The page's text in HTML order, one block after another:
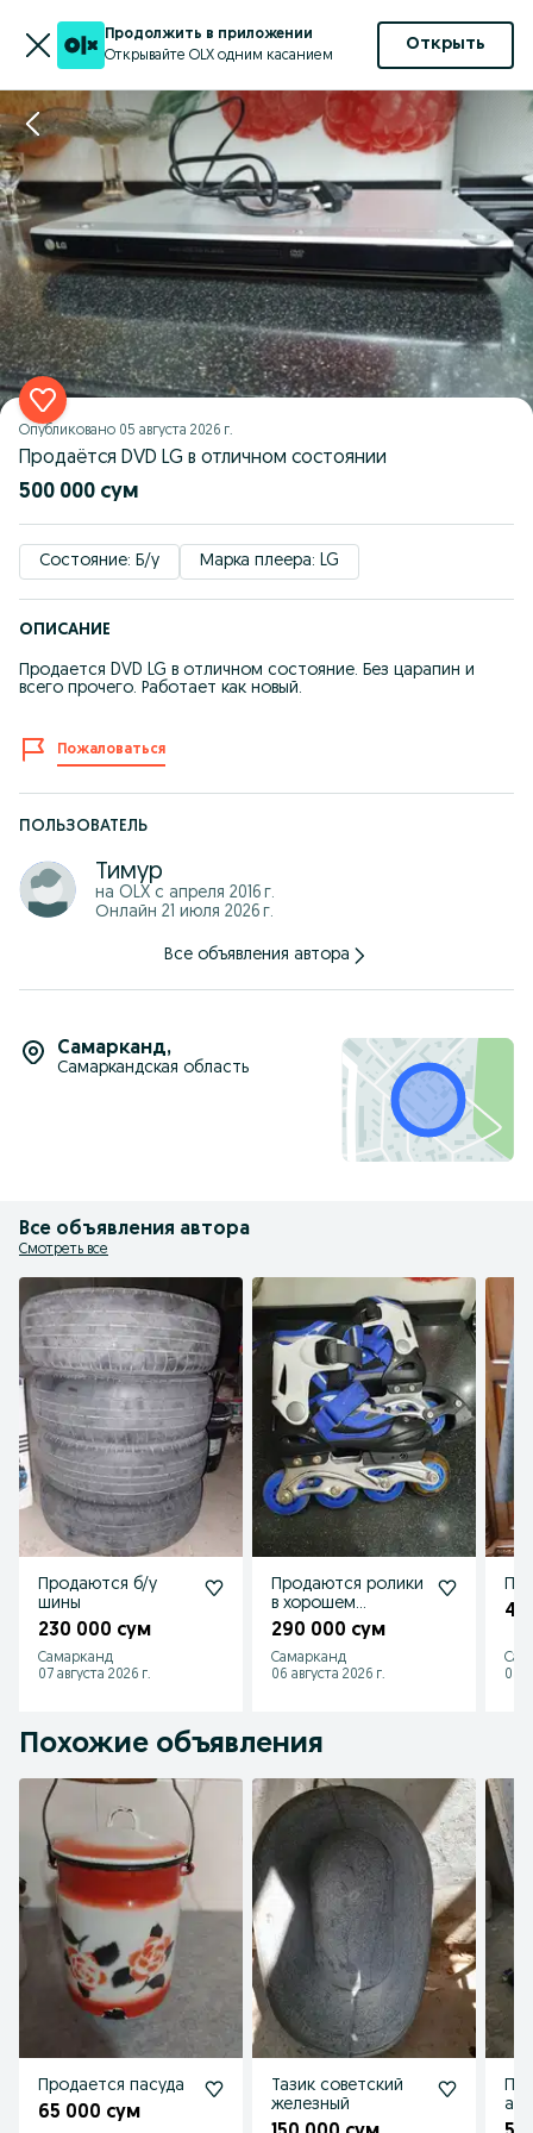
Продолжить в приложении
Открывайте OLX одним касанием
Открыть
Опубликовано 05 августа 2026 г.
Продаётся DVD LG в отличном состоянии
500 000 сум
Состояние: Б/у Марка плеера: LG
ОПИСАНИЕ
Продается DVD LG в отличном состояние. Без царапин и
всего прочего. Работает как новый.
Пожаловаться
ПОЛЬЗОВАТЕЛЬ
Тимур
на OLX с апреля 2016 г.
Онлайн 21 июля 2026 г.
Все объявления автора
Самарканд,
Самаркандская область
Все объявления автора
Смотреть все
Продаются б/у
шины
230 000 сум
Самарканд
07 августа 2026 г.
Продаются ролики
в хорошем
состоянии
290 000 сум
Самарканд
06 августа 2026 г.
03
Похожие объявления
Продается пасуда
65 000 сум
Тазик советский
железный